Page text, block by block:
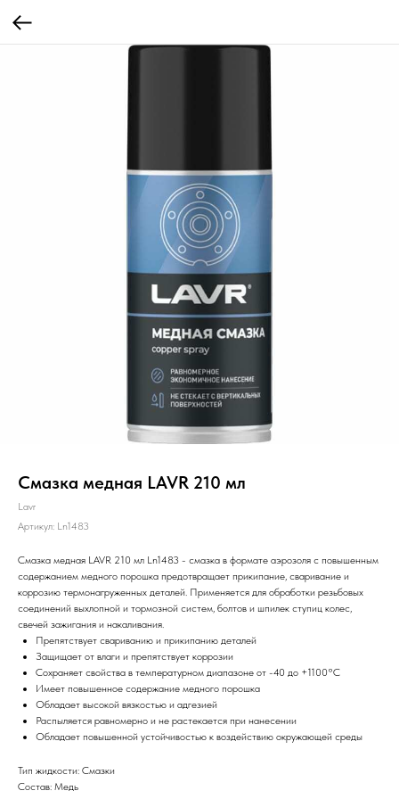
Смазка медная LAVR 210 мл
Lavr
Артикул: Ln1483
Смазка медная LAVR 210 мл Ln1483 - cмазка в формате аэрозоля с повышенным
содержанием медного порошка предотвращает прикипание, сваривание и
коррозию термонагруженных деталей. Применяется для обработки резьбовых
соединений выхлопной и тормозной систем, болтов и шпилек ступиц колес,
свечей зажигания и накаливания.
Препятствует свариванию и прикипанию деталей
Защищает от влаги и препятствует коррозии
Сохраняет свойства в температурном диапазоне от -40 до +1100°С
Имеет повышенное содержание медного порошка
Обладает высокой вязкостью и адгезией
Распыляется равномерно и не растекается при нанесении
Обладает повышенной устойчивостью к воздействию окружающей среды
Тип жидкости: Смазки
Состав: Медь